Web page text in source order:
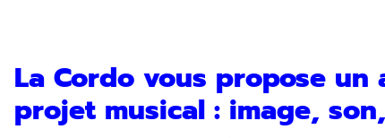
La Cordo vous propose
projet musical : image,